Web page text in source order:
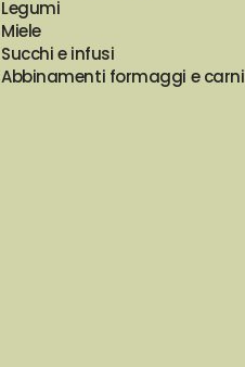
Legumi
Miele
Succhi e infusi
Abbinamenti formaggi e carni